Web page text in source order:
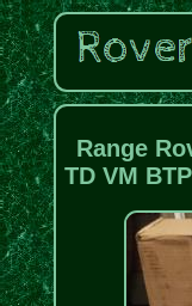
Range
TD VM